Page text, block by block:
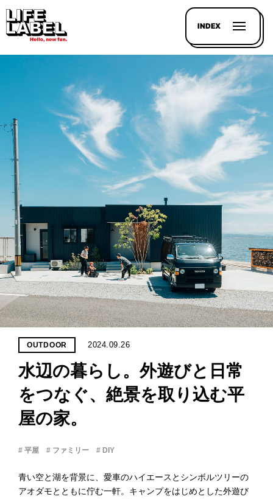
INDEX
記事を
探す
LL
HOUSE
LINE-
UP
PROJECT
WHAT’S
LIFE
LABEL
ライフレー
つ いて
会社概
要
OUTDOOR 2024.09.26
水辺の暮らし。外遊びと日常
をつなぐ、絶景を取り込む平
屋の家。
# 平屋 # ファミリー # DIY
青い空と湖を背景に、愛車のハイエースとシンボルツリーの
アオダモとともに佇む一軒。キャンプをはじめとした外遊び